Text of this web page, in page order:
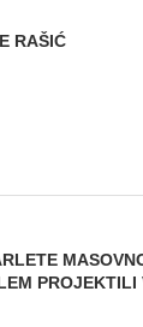
RAŠIĆ
PROJEKTILI